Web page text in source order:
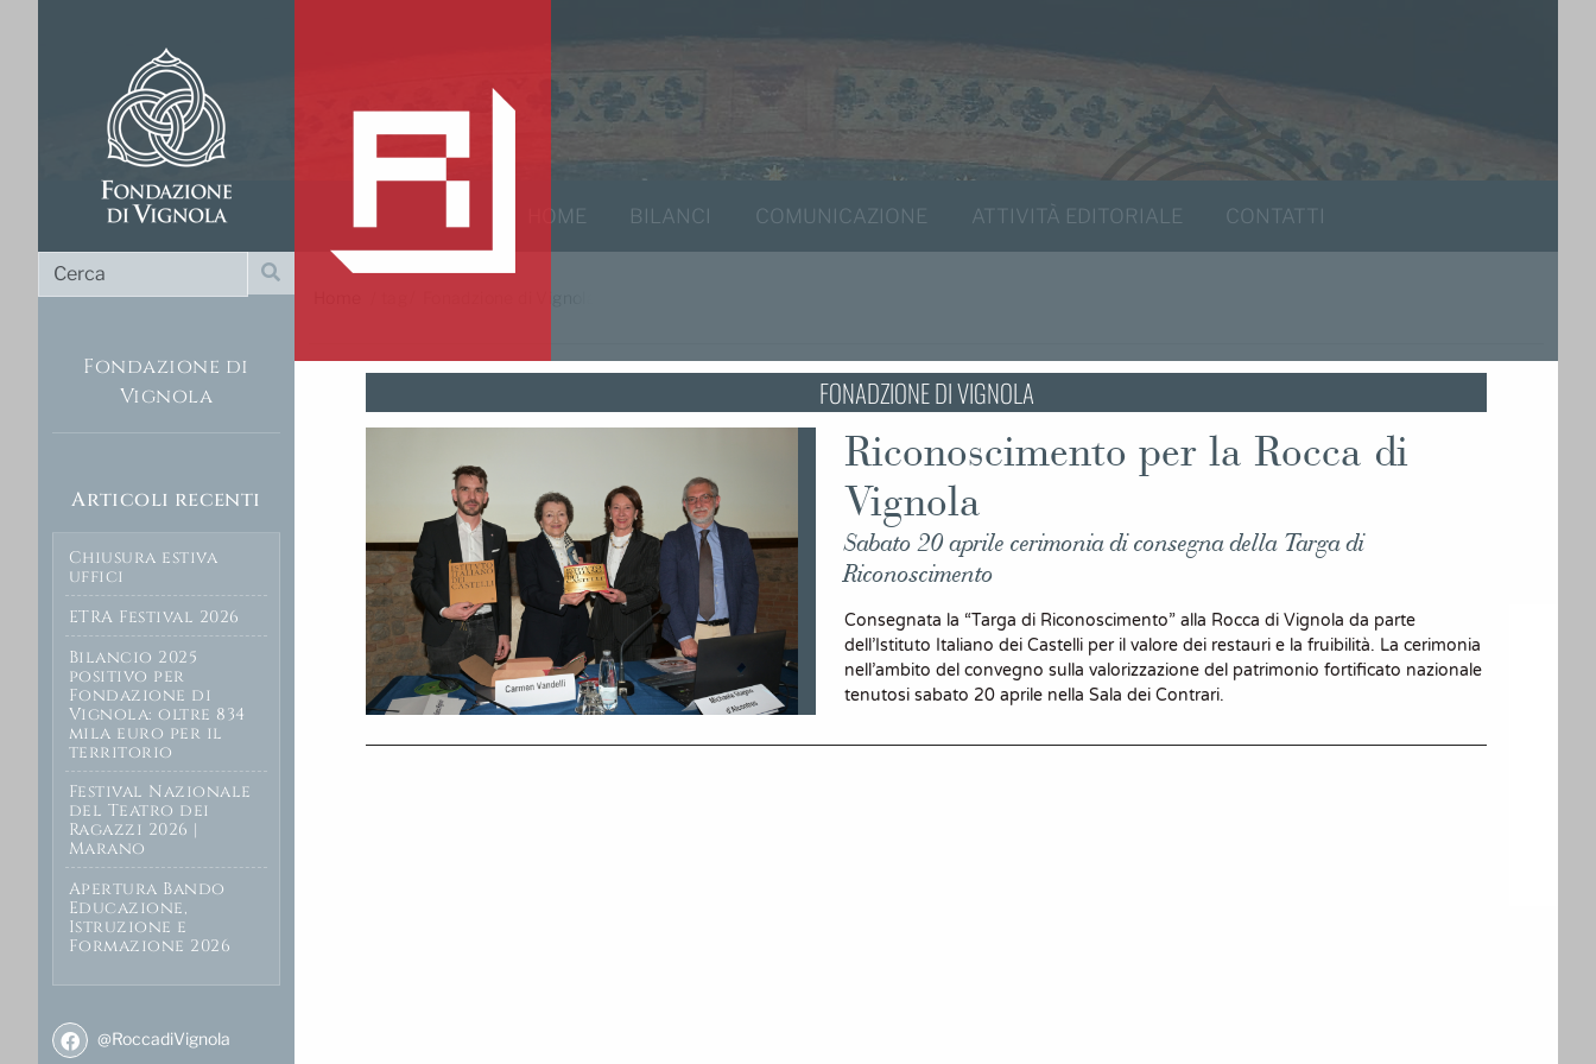
HOME BILANCI COMUNICAZIONE ATTIVITÀ EDITORIALE CONTATTI
Cerca
Fondazione di
Vignola
Articoli recenti
Chiusura estiva
uffici
ETRA Festival 2026
Bilancio 2025
positivo per
Fondazione di
Vignola: oltre 834
mila euro per il
territorio
Festival Nazionale
del Teatro dei
Ragazzi 2026 |
Marano
Apertura Bando
Educazione,
Istruzione e
Formazione 2026
@RoccadiVignola
FONADZIONE DI VIGNOLA
Riconoscimento per la Rocca di
Vignola
Sabato 20 aprile cerimonia di consegna della Targa di
Riconoscimento
Consegnata la “Targa di Riconoscimento” alla Rocca di Vignola da parte
dell’Istituto Italiano dei Castelli per il valore dei restauri e la fruibilità. La cerimonia
nell’ambito del convegno sulla valorizzazione del patrimonio fortificato nazionale
tenutosi sabato 20 aprile nella Sala dei Contrari.